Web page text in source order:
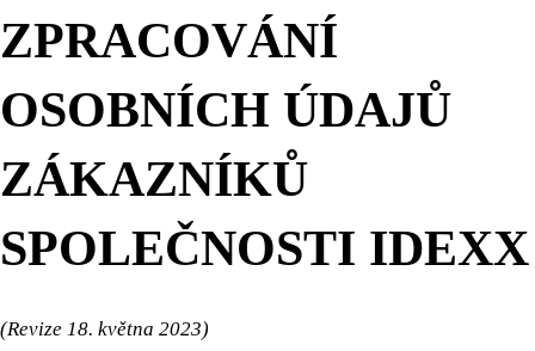
ZPRACOVÁNÍ
OSOBNÍCH ÚDAJŮ
ZÁKAZNÍKŮ
SPOLEČNOSTI IDEXX
(Revize 18. května 2023)